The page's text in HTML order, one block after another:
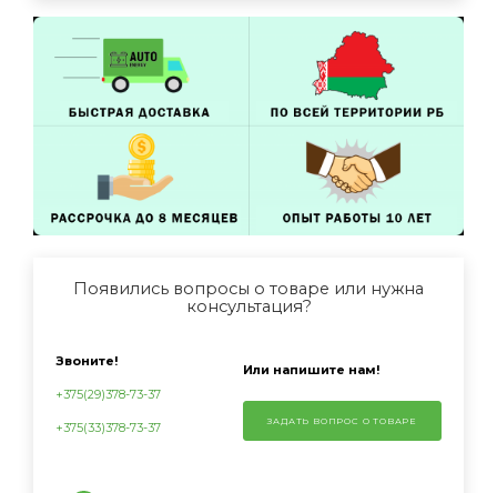
Появились вопросы о товаре или нужна
консультация?
Звоните!
+375(29)378-73-37
+375(33)378-73-37
Или напишите нам!
ЗАДАТЬ ВОПРОС О ТОВАРЕ